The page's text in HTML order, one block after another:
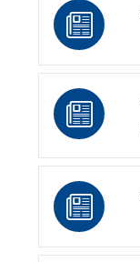
ง
เ